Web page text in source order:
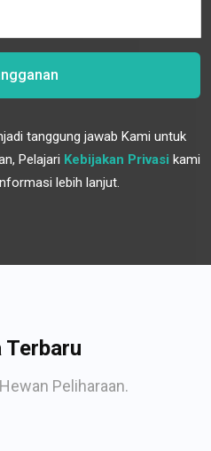
tanggung jawab Kami untuk
Pelajari Kebijakan Privasi kami
lebih lanjut.
Terbaru
Peliharaan.